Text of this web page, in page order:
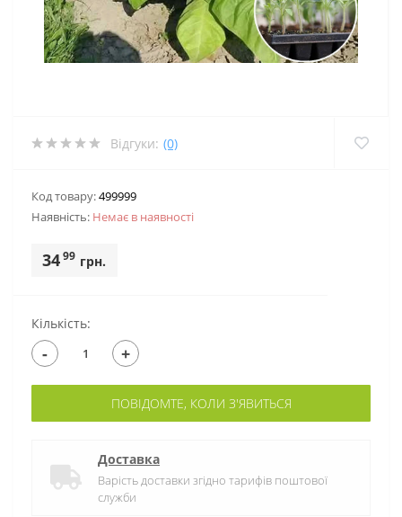
Відгуки: (0)
Код товару:499999
Наявність: Немає в наявностi
3499 грн.
Кількість:
- +
ПОВІДОМТЕ, КОЛИ З'ЯВИТЬСЯ
Доставка
Варість доставки згідно тарифів поштової
служби